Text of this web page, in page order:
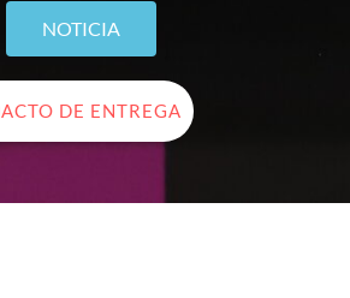
NOTICIA
ACTO DE ENTREGA